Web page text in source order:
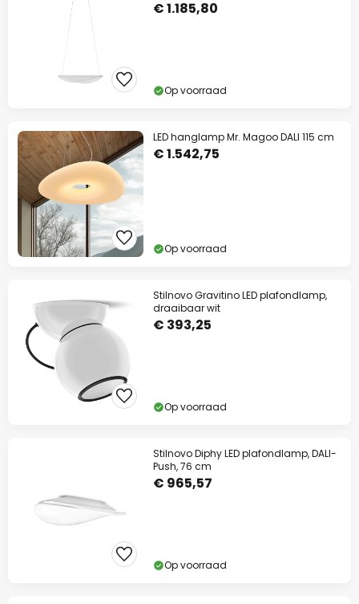
€ 1.185,80
Op voorraad
LED hanglamp Mr. Magoo DALI 115 cm
€ 1.542,75
Op voorraad
Stilnovo Gravitino LED plafondlamp,
draaibaar wit
€ 393,25
Op voorraad
Stilnovo Diphy LED plafondlamp, DALI-
Push, 76 cm
€ 965,57
Op voorraad